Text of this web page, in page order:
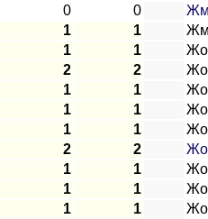
0 0
1 1
1 1
2 2
1 1
1 1
1 1
2 2
1 1
1 1
1 1